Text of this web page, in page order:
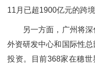
11月已超1900亿元的跨
另一方面，广州将深
外资研发中心和国际性
投资。目前368家在穗